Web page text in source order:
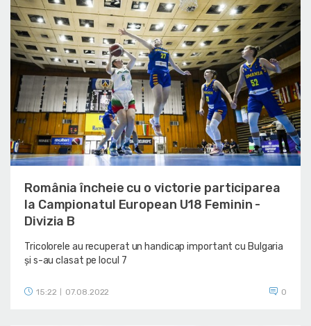
România încheie cu o victorie participarea
la Campionatul European U18 Feminin -
Divizia B
Tricolorele au recuperat un handicap important cu Bulgaria
și s-au clasat pe locul 7
15:22 07.08.2022 0